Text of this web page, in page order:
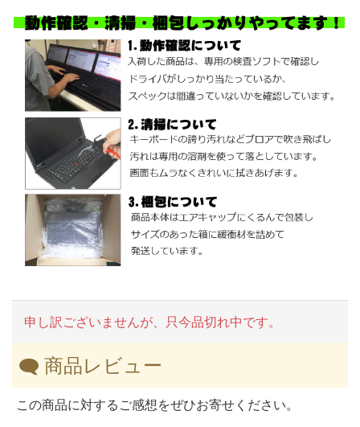
申し訳ございませんが、只今品切れ中です。
商品レビュー
この商品に対するご感想をぜひお寄せください。